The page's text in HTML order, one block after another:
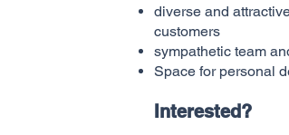
diverse and
customers
sympathetic team
Space for personal
Interested?